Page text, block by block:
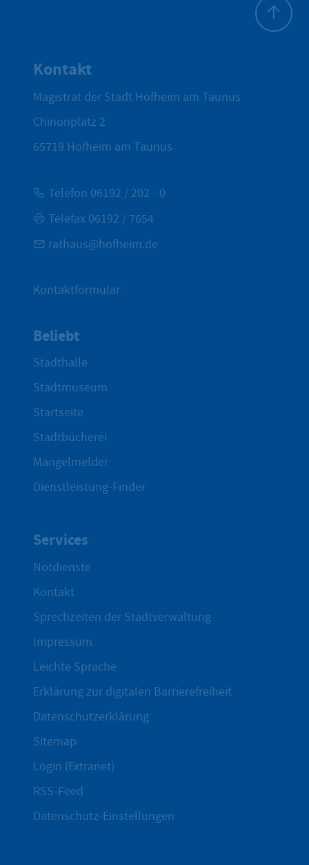
Kontakt
Magistrat der Stadt Hofheim am Taunus
Chinonplatz 2
65719 Hofheim am Taunus
Telefon 06192 / 202 - 0
Telefax 06192 / 7654
rathaus@hofheim.de
Kontaktformular
Beliebt
Stadthalle
Stadtmuseum
Startseite
Stadtbücherei
Mängelmelder
Dienstleistung-Finder
Services
Notdienste
Kontakt
Sprechzeiten der Stadtverwaltung
Impressum
Leichte Sprache
Erklärung zur digitalen Barrierefreiheit
Datenschutzerklärung
Sitemap
Login (Extranet)
RSS-Feed
Datenschutz-Einstellungen